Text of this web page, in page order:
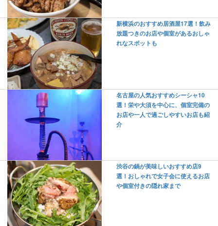
新横浜のおすすめ居酒屋17選！飲み
放題つきのお店や個室があるおしゃ
れなスポットも
名古屋の人気おすすめシーシャ10
選！栄や大須を中心に、個室完備の
お店や一人で過ごしやすいお店も紹
介
渋谷の鍋が美味しいおすすめ店9
選！おしゃれで女子会に使えるお店
や個室付きの隠れ家まで